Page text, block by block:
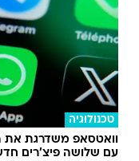
טכנולוגיה
וואטסאפ משדרגת את
עם שלושה פיצ'רים